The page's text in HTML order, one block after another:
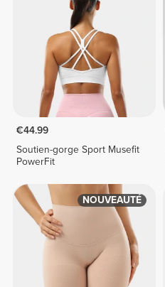
€44.99
Soutien-gorge Sport Musefit
PowerFit
NOUVEAUTÉ